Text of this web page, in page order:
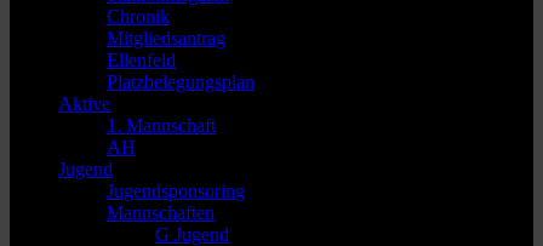
Chronik
Mitgliedsantrag
Ellenfeld
Platzbelegungsplan
Aktive
1. Mannschaft
AH
Jugend
Jugendsponsoring
Mannschaften
G Jugend